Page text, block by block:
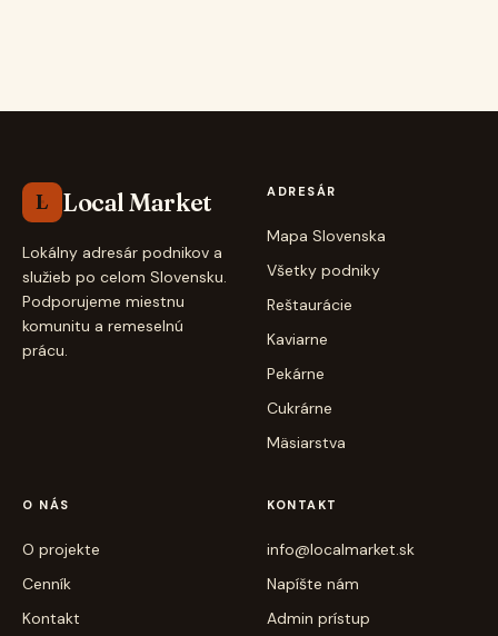
L Local Market
Lokálny adresár podnikov a
služieb po celom Slovensku.
Podporujeme miestnu
komunitu a remeselnú
prácu.
ADRESÁR
Mapa Slovenska
Všetky podniky
Reštaurácie
Kaviarne
Pekárne
Cukrárne
Mäsiarstva
O NÁS
O projekte
Cenník
Kontakt
KONTAKT
info@localmarket.sk
Napíšte nám
Admin prístup